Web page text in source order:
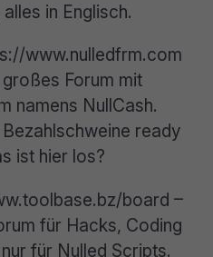
in Englisch.
www.nulledfrm.com
Forum mit
namens NullCash.
ready
ist hier los?
board –
für Hacks, Coding
für Nulled Scripts.